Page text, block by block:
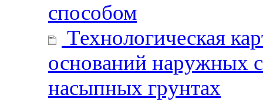
способом
Технологическая
оснований наружных
насыпных грунтах